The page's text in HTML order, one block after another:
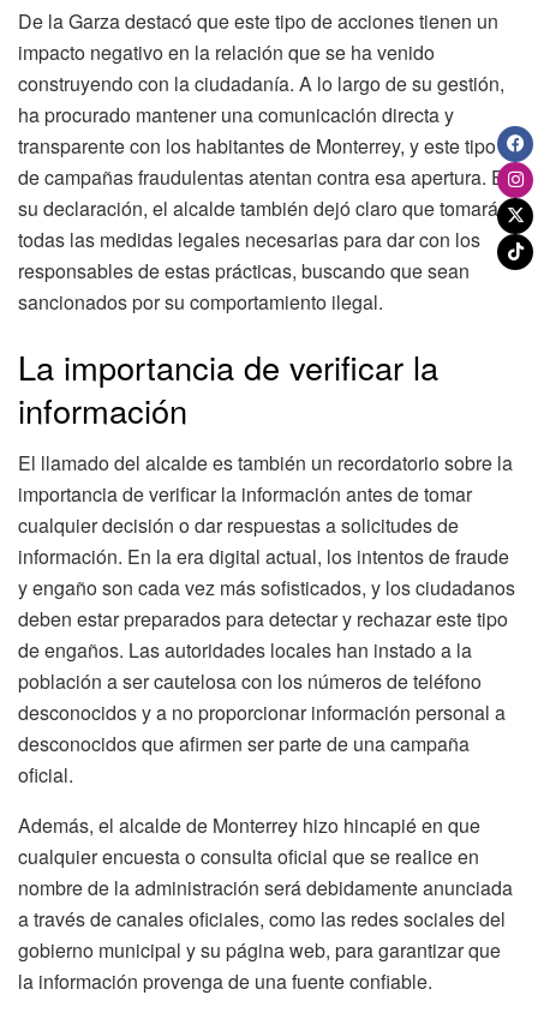
De la Garza destacó que este tipo de acciones tienen un
impacto negativo en la relación que se ha venido
construyendo con la ciudadanía. A lo largo de su gestión,
ha procurado mantener una comunicación directa y
transparente con los habitantes de Monterrey, y este tipo
de campañas fraudulentas atentan contra esa apertura. En
su declaración, el alcalde también dejó claro que tomará
todas las medidas legales necesarias para dar con los
responsables de estas prácticas, buscando que sean
sancionados por su comportamiento ilegal.
La importancia de verificar la
información
El llamado del alcalde es también un recordatorio sobre la
importancia de verificar la información antes de tomar
cualquier decisión o dar respuestas a solicitudes de
información. En la era digital actual, los intentos de fraude
y engaño son cada vez más sofisticados, y los ciudadanos
deben estar preparados para detectar y rechazar este tipo
de engaños. Las autoridades locales han instado a la
población a ser cautelosa con los números de teléfono
desconocidos y a no proporcionar información personal a
desconocidos que afirmen ser parte de una campaña
oficial.
Además, el alcalde de Monterrey hizo hincapié en que
cualquier encuesta o consulta oficial que se realice en
nombre de la administración será debidamente anunciada
a través de canales oficiales, como las redes sociales del
gobierno municipal y su página web, para garantizar que
la información provenga de una fuente confiable.